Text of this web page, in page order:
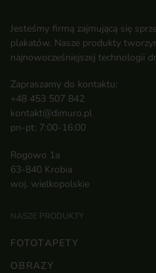
Jesteśmy firmą zajmującą się
plakatów. Nasze produkty
najnowocześniejszej technologii
Zapraszamy do kontaktu:
+48 453 507 842
kontakt@dimuro.pl
pn-pt: 7:00-16:00
Rogowo 1a
63-840 Krobia
woj. wielkopolskie
NASZE PRODUKTY
FOTOTAPETY
OBRAZY